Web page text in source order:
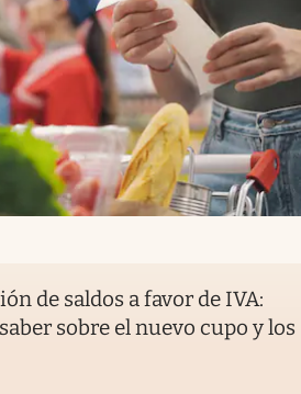
de saldos a favor de IVA:
sobre el nuevo cupo y los